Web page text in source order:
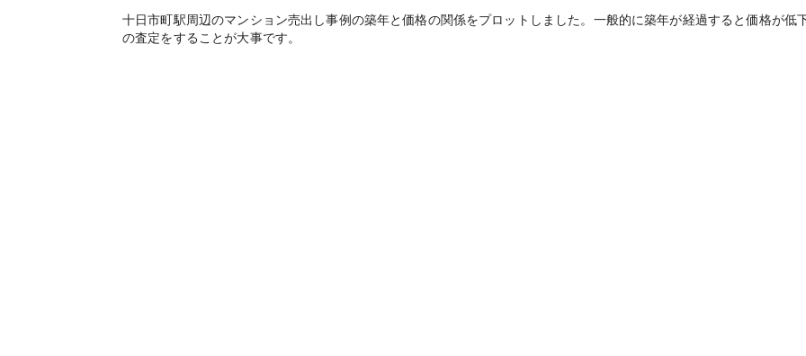
十日市町駅周辺のマンション売出し事例の築年と価格の関係をプロットしました。一般的に築年が経過すると価格が低
の査定をすることが大事です。